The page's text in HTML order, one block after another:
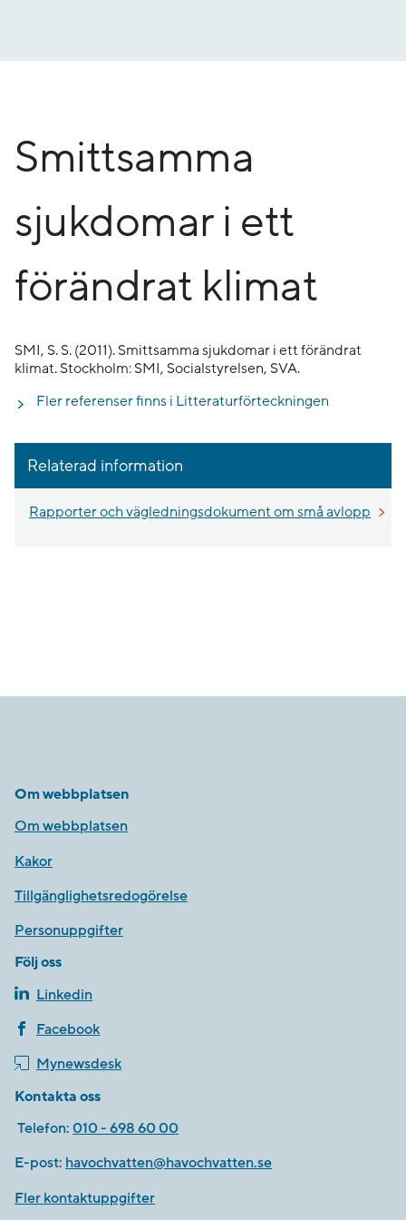
Smittsamma
sjukdomar i ett
förändrat klimat
SMI, S. S. (2011). Smittsamma sjukdomar i ett förändrat
klimat. Stockholm: SMI, Socialstyrelsen, SVA.
Fler referenser finns i Litteraturförteckningen
Relaterad information
Rapporter och vägledningsdokument om små avlopp
Om webbplatsen
Om webbplatsen
Kakor
Tillgänglighetsredogörelse
Personuppgifter
Följ oss
Linkedin
Facebook
Mynewsdesk
Kontakta oss
Telefon: 010 - 698 60 00
E-post: havochvatten@havochvatten.se
Fler kontaktuppgifter